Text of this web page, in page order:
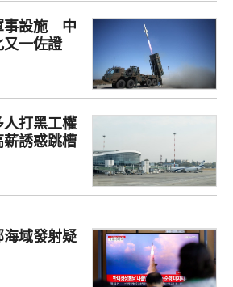
事設施 中
又一佐證
打黑工權
誘惑跳槽
域發射疑